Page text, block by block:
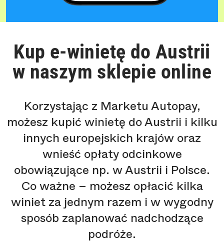
Kup e-winietę do Austrii
w naszym sklepie online
Korzystając z Marketu Autopay,
możesz kupić winietę do Austrii i kilku
innych europejskich krajów oraz
wnieść opłaty odcinkowe
obowiązujące np. w Austrii i Polsce.
Co ważne – możesz opłacić kilka
winiet za jednym razem i w wygodny
sposób zaplanować nadchodzące
podróże.